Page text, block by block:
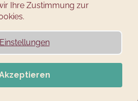
Ihre Zustimmung zur
Einstellungen